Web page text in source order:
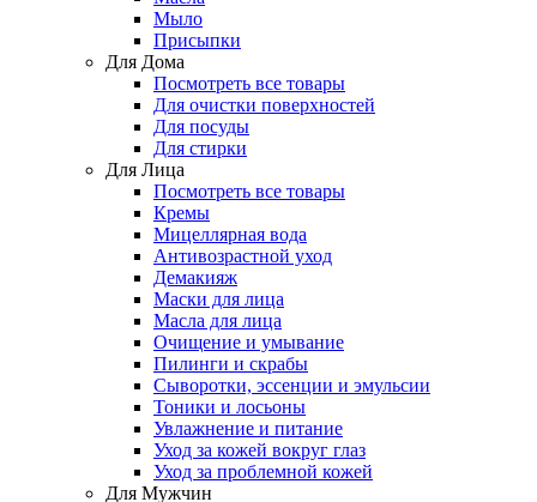
Мыло
Присыпки
Для Дома
Посмотреть все товары
Для очистки поверхностей
Для посуды
Для стирки
Для Лица
Посмотреть все товары
Кремы
Мицеллярная вода
Антивозрастной уход
Демакияж
Маски для лица
Масла для лица
Очищение и умывание
Пилинги и скрабы
Сыворотки, эссенции и эмульсии
Тоники и лосьоны
Увлажнение и питание
Уход за кожей вокруг глаз
Уход за проблемной кожей
Для Мужчин